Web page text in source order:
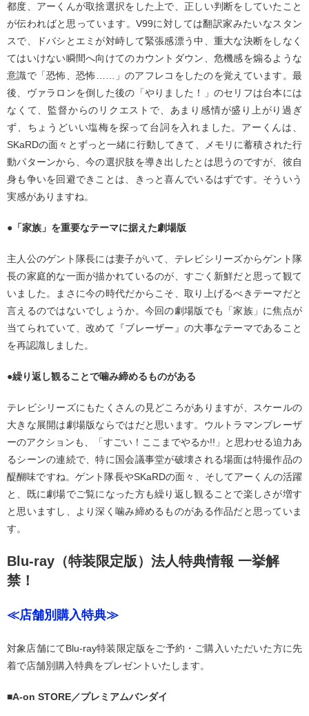
都度、アーくんが取捨選択をした上で、正しい判断をしていたこと
が伝わればと思っています。V99に対しては翻訳家みたいなスタン
スで、ドバシとエミが対峙して緊張感漂う中、重大な決断をしなく
てはいけない瞬間へ向けてのカウントダウン、危機感を煽るような
意識で「恐怖、恐怖……」のアフレコをしたのを覚えています。最
後、ヴァラロンを倒した後の「やりました！」のセリフは台本には
なくて、監督からのリクエストで、あまり感情が盛り上がり過ぎ
ず、ちょうどいい塩梅を探って台詞を入れました。アーくんは、
SKaRDの面々とずっと一緒に行動してきて、メモリに蓄積された行
動パターンから、今の選択肢を導き出したとは思うのですが、彼自
身も争いを回避できことは、きっと喜んでいるはずです。そういう
実感がありますね。
●「家族」を重要なテーマに据えた劇場版
主人公のゲント隊長には妻子がいて、テレビシリーズからゲント隊
長の家庭的な一面が描かれているのが、すごく新鮮だと思って観て
いました。まさに今の時代だからこそ、取り上げるべきテーマだと
言えるのではないでしょうか。今回の劇場版でも「家族」に焦点が
当てられていて、改めて『ブレーザー』の大事なテーマであること
を再認識しました。
●繰り返し観ることで噛み締めるものがある
テレビシリーズにもたくさんの見どころがありますが、スケールの
大きな展開は劇場版ならではだと思います。ウルトラマンブレーザ
ーのアクションも、「すごい！ここまでやるか!!」と思わせる迫力あ
るシーンの連続で、特に国会議事堂が破壊される場面は特撮作品の
醍醐味ですね。ゲント隊長やSKaRDの面々、そしてアーくんの活躍
と、既に劇場でご覧になった方も繰り返し観ることで楽しさが増す
と思いますし、より深く噛み締めるものがある作品だと思っていま
す。
Blu-ray（特装限定版）法人特典情報 一挙解
禁！
≪店舗別購入特典≫
対象店舗にてBlu-ray特装限定版をご予約・ご購入いただいた方に先
着で店舗別購入特典をプレゼントいたします。
■A-on STORE／プレミアムバンダイ